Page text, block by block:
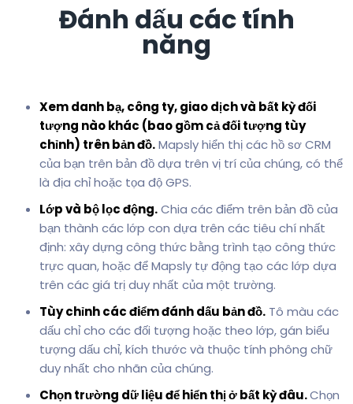
Đánh dấu các tính
năng
Xem danh bạ, công ty, giao dịch và bất kỳ đối
tượng nào khác (bao gồm cả đối tượng tùy
chỉnh) trên bản đồ.Mapsly hiển thị các hồ sơ CRM
của bạn trên bản đồ dựa trên vị trí của chúng, có thể
là địa chỉ hoặc tọa độ GPS.
Lớp và bộ lọc động.Chia các điểm trên bản đồ của
bạn thành các lớp con dựa trên các tiêu chí nhất
định: xây dựng công thức bằng trình tạo công thức
trực quan, hoặc để Mapsly tự động tạo các lớp dựa
trên các giá trị duy nhất của một trường.
Tùy chỉnh các điểm đánh dấu bản đồ. Tô màu các
dấu chỉ cho các đối tượng hoặc theo lớp, gán biểu
tượng dấu chỉ, kích thước và thuộc tính phông chữ
duy nhất cho nhãn của chúng.
Chọn trường dữ liệu để hiển thị ở bất kỳ đâu.Chọn